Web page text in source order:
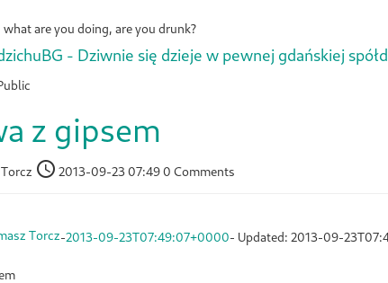
what are you doing, are you drunk?
- Dziwnie się dzieje w pewnej gdańskiej
z gipsem
2013-09-23 07:490 Comments
Torcz-2013-09-23T07:49:07+0000- Updated: 2013-09-